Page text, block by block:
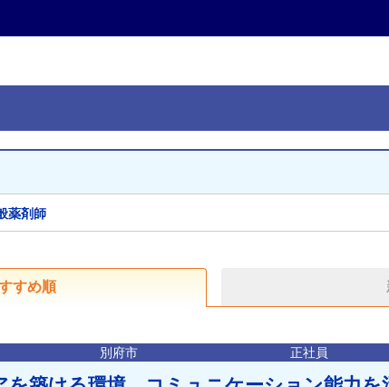
薬剤師
すめ順
別府市 正社員